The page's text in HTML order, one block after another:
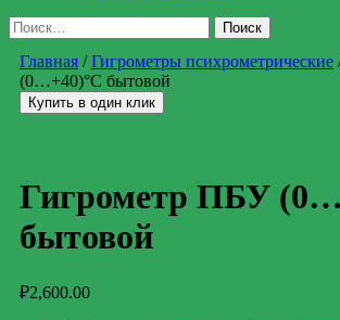
Найти:
Главная /Гигрометры психрометрические
(0…+40)°С бытовой
Купить в один клик
Гигрометр ПБУ
бытовой
₽2,600.00